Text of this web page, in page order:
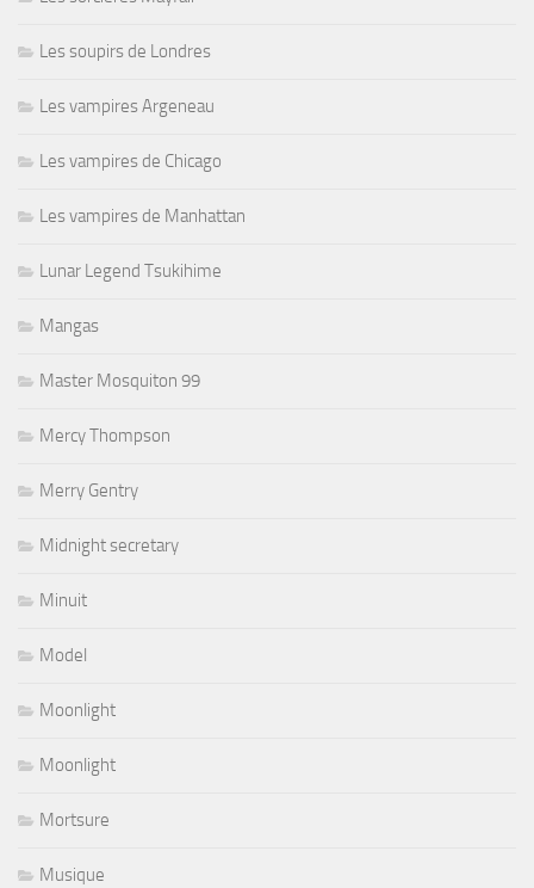
Les soupirs de Londres
Les vampires Argeneau
Les vampires de Chicago
Les vampires de Manhattan
Lunar Legend Tsukihime
Mangas
Master Mosquiton 99
Mercy Thompson
Merry Gentry
Midnight secretary
Minuit
Model
Moonlight
Moonlight
Mortsure
Musique